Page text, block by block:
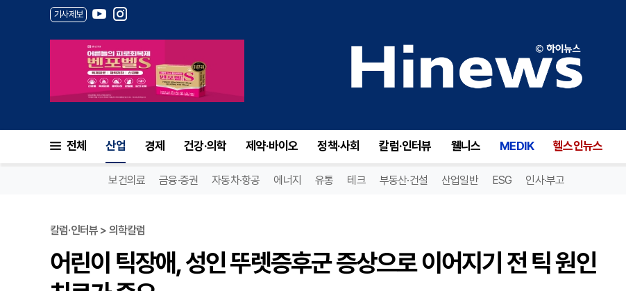
기사제보
전체 산업 경제 건강·의학 제약·바이오 정책·사회 칼럼·인터뷰 웰니스 MEDIK 헬스인뉴스
보건의료 금융·증권 자동차·항공 에너지 유통 테크 부동산·건설 산업일반 ESG 인사·부고
칼럼·인터뷰 > 의학칼럼
어린이 틱장애, 성인 뚜렛증후군 증상으로 이어지기 전 틱 원인